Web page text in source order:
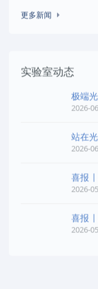
更多新闻
实验室动态
极端
2026-06
站在
2026-06
喜报 |
2026-05
喜报 |
2026-05